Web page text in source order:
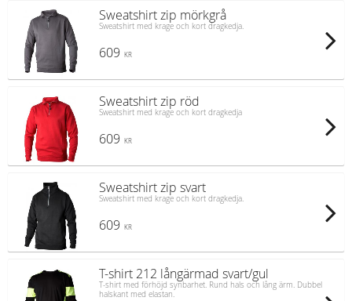
Sweatshirt zip mörkgrå
Sweatshirt med krage och kort dragkedja.
609 KR
Sweatshirt zip röd
Sweatshirt med krage och kort dragkedja
609 KR
Sweatshirt zip svart
Sweatshirt med krage och kort dragkedja.
609 KR
T-shirt 212 långärmad svart/gul
T-shirt med förhöjd synbarhet. Rund hals och lång ärm. Dubbel
halskant med elastan.